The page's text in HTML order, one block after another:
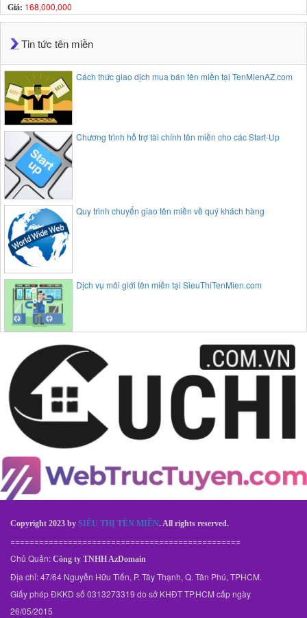
Giá: 168,000,000
Tin tức tên miền
Cách thức giao dịch mua bán tên miền tại TenMienAZ.com
Chương trình hỗ trợ tài chính tên miền cho các Start-Up
Quy trình chuyển giao tên miền về quý khách hàng
Dịch vụ môi giới tên miền tại SieuThiTenMien.com
Copyright 2023 by SIÊU THỊ TÊN MIỀN. All rights reserved.
================================================
Chủ Quản: Công ty TNHH AzDomain
Địa chỉ: 47/64 Nguyễn Hữu Tiến, P. Tây Thạnh, Q. Tân Phú, TPHCM.
Giấy phép ĐKKD số 0313273319 do sở KHĐT TP.HCM cấp ngày
26/05/2015